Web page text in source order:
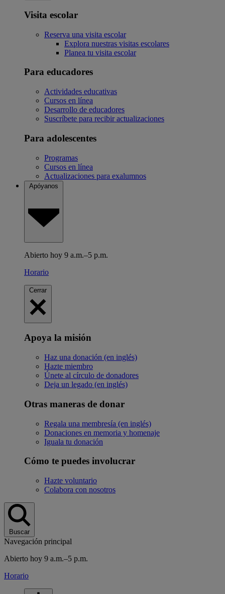
Visita escolar
Reserva una visita escolar
Explora nuestras visitas escolares
Planea tu visita escolar
Para educadores
Actividades educativas
Cursos en línea
Desarrollo de educadores
Suscríbete para recibir actualizaciones
Para adolescentes
Programas
Cursos en línea
Actualizaciones para exalumnos
Apóyanos
Abierto hoy 9 a.m.–5 p.m.
Horario
Cerrar
Apoya la misión
Haz una donación (en inglés)
Hazte miembro
Únete al círculo de donadores
Deja un legado (en inglés)
Otras maneras de donar
Regala una membresía (en inglés)
Donaciones en memoria y homenaje
Iguala tu donación
Cómo te puedes involucrar
Hazte voluntario
Colabora con nosotros
Buscar
Navegación principal
Abierto hoy 9 a.m.–5 p.m.
Horario